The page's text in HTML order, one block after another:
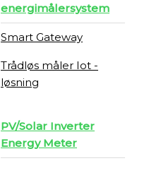
energimålersystem
Smart Gateway
Trådløs måler Iot -
løsning
PV/Solar Inverter
Energy Meter